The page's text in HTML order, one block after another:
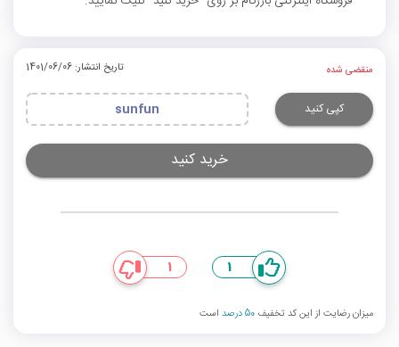
منقضی شده تاریخ انتشار: 1401/06/06
کپی کنید sunfun
خرید کنید
1
1
میزان رضایت از این کد تخفیف 50 درصد است